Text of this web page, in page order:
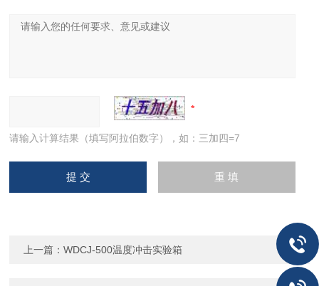
请输入计算结果（填写阿拉伯数字），如：三加四=7
上一篇：WDCJ-500温度冲击实验箱